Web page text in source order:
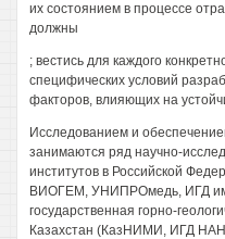
их состоянием в процессе
должны
; вестись для каждого
специфических условий
факторов, влияющих на
Исследованием и
занимаются ряд научно-
институтов в Российской
ВИОГЕМ, УНИПРОмедь, ИГД им.
государственная горно-
Казахстан (КазНИМИ, ИГД